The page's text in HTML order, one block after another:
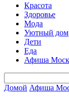
Красота
Здоровье
Мода
Уютный дом
Дети
Еда
Афиша
Домой Афиша